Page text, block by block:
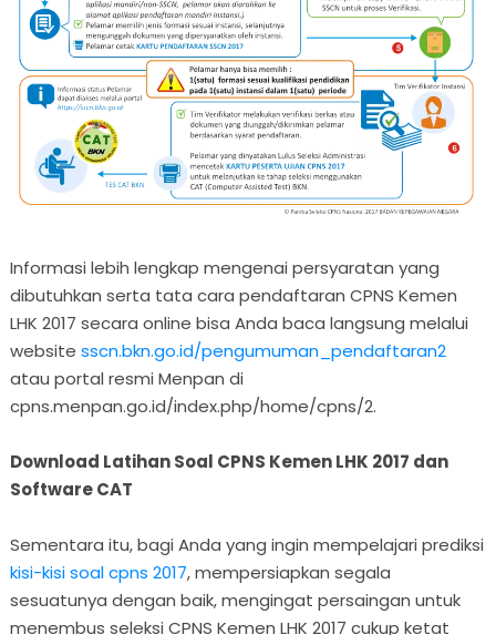
Informasi lebih lengkap mengenai persyaratan yang
dibutuhkan serta tata cara pendaftaran CPNS Kemen
LHK 2017 secara online bisa Anda baca langsung melalui
website sscn.bkn.go.id/pengumuman_pendaftaran2
atau portal resmi Menpan di
cpns.menpan.go.id/index.php/home/cpns/2.
Download Latihan Soal CPNS Kemen LHK 2017 dan
Software CAT
Sementara itu, bagi Anda yang ingin mempelajari prediksi
kisi-kisi soal cpns 2017, mempersiapkan segala
sesuatunya dengan baik, mengingat persaingan untuk
menembus seleksi CPNS Kemen LHK 2017 cukup ketat